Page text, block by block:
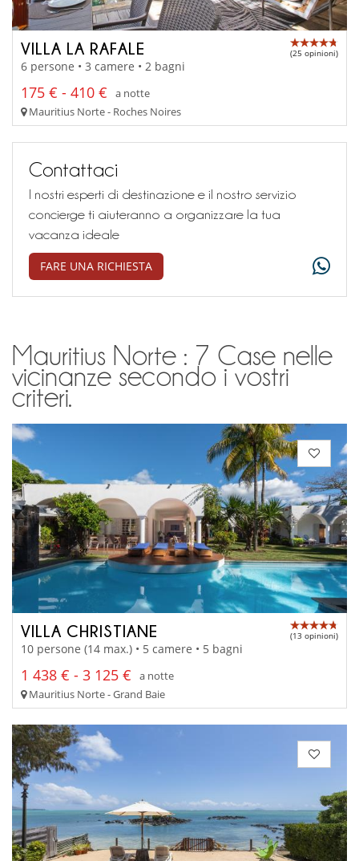
VILLA LA RAFALE (25 opinioni)
6 persone • 3 camere • 2 bagni
175 € - 410 €
a notte
Mauritius Norte - Roches Noires
Contattaci
I nostri esperti di destinazione e il nostro servizio
concierge ti aiuteranno a organizzare la tua
vacanza ideale
FARE UNA RICHIESTA
Mauritius Norte : 7 Case nelle
vicinanze secondo i vostri
criteri.
VILLA CHRISTIANE (13 opinioni)
10 persone (14 max.) • 5 camere • 5 bagni
1 438 € - 3 125 €
a notte
Mauritius Norte - Grand Baie